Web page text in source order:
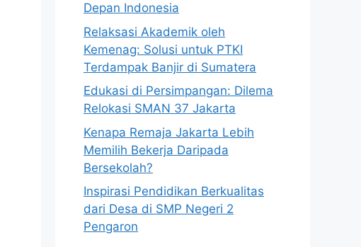
Depan Indonesia
Relaksasi Akademik oleh
Kemenag: Solusi untuk PTKI
Terdampak Banjir di Sumatera
Edukasi di Persimpangan: Dilema
Relokasi SMAN 37 Jakarta
Kenapa Remaja Jakarta Lebih
Memilih Bekerja Daripada
Bersekolah?
Inspirasi Pendidikan Berkualitas
dari Desa di SMP Negeri 2
Pengaron